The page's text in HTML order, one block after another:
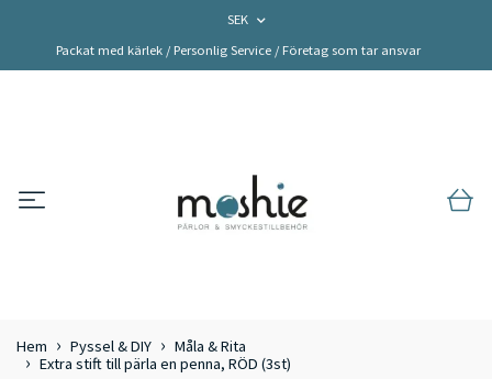
SEK
Packat med kärlek / Personlig Service / Företag som tar ansvar
Hem Pyssel & DIY
Måla & Rita
Extra stift till pärla en penna, RÖD (3st)